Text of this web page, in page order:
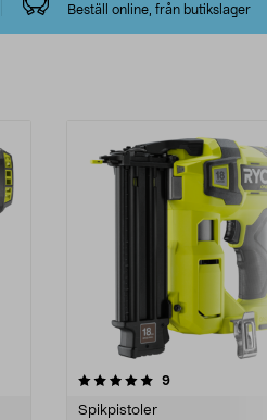
Beställ online, från butikslager
9recensioner
Spikpistoler
4.5 av 5 stjärnor